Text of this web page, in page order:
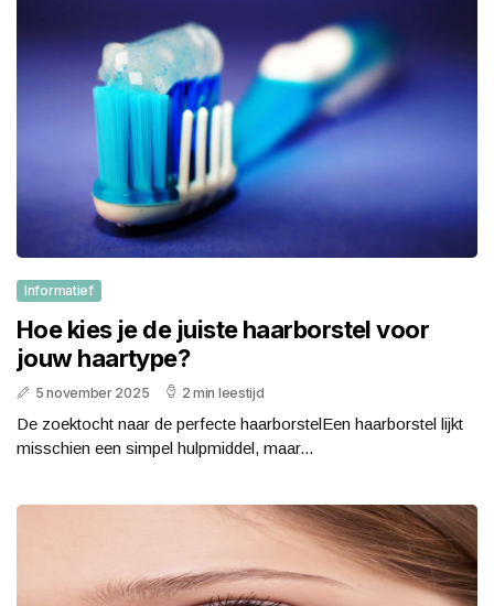
Informatief
Hoe kies je de juiste haarborstel voor
jouw haartype?
5 november 2025 2 min leestijd
De zoektocht naar de perfecte haarborstelEen haarborstel lijkt
misschien een simpel hulpmiddel, maar...